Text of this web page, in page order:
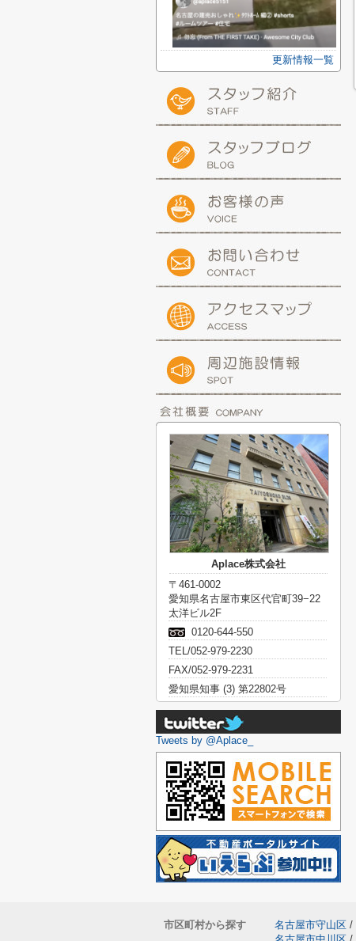
更新情報一覧
Aplace株式会社
〒461-0002
愛知県名古屋市東区代官町39−22
太洋ビル2F
0120-644-550
TEL/052-979-2230
FAX/052-979-2231
愛知県知事 (3) 第22802号
Tweets by @Aplace_
市区町村から探す 名古屋市守山区 /